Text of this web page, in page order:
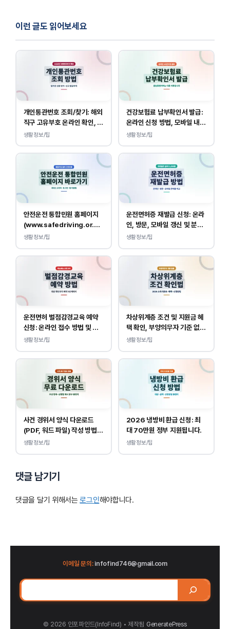
이런 글도 읽어보세요
개인통관번호 조회/찾기: 해외
직구 고유부호 온라인 확인, 발
급 방법
생활정보/팁
건강보험료 납부확인서 발급:
온라인 신청 방법, 모바일 내역
조회 안내
생활정보/팁
안전운전 통합민원 홈페이지
(www.safedriving.or.kr)
바로가기, 운전면허 민원 사이
생활정보/팁
운전면허증 재발급 신청: 온라
인, 방문, 모바일 갱신 및 분실
대응
생활정보/팁
운전면허 벌점감경교육 예약
신청: 온라인 접수 방법 및 비
용 안내
생활정보/팁
차상위계층 조건 및 지원금 혜
택 확인, 부양의무자 기준 없
이 소득, 재산만 봅니다.
생활정보/팁
사건 경위서 양식 다운로드
(PDF, 워드 파일) 작성 방법
및 예시
생활정보/팁
2026 냉방비 환급 신청: 최
대 70만원 정부 지원됩니다.
생활정보/팁
댓글 남기기
댓글을 달기 위해서는 로그인해야합니다.
이메일 문의:infofind746@gmail.com
검
© 2026 인포파인드(InfoFind)​​​​ • 제작됨 GeneratePress